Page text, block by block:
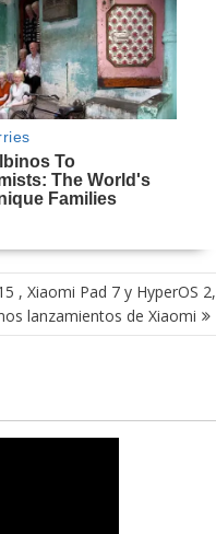
, Xiaomi Pad 7 y HyperOS 2,
lanzamientos de Xiaomi